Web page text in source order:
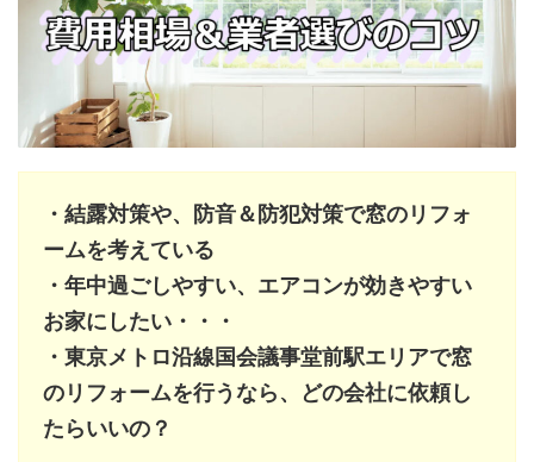
・結露対策や、防音＆防犯対策で窓のリフォ
ームを考えている
・年中過ごしやすい、エアコンが効きやすい
お家にしたい・・・
・東京メトロ沿線国会議事堂前駅エリアで窓
のリフォームを行うなら、どの会社に依頼し
たらいいの？